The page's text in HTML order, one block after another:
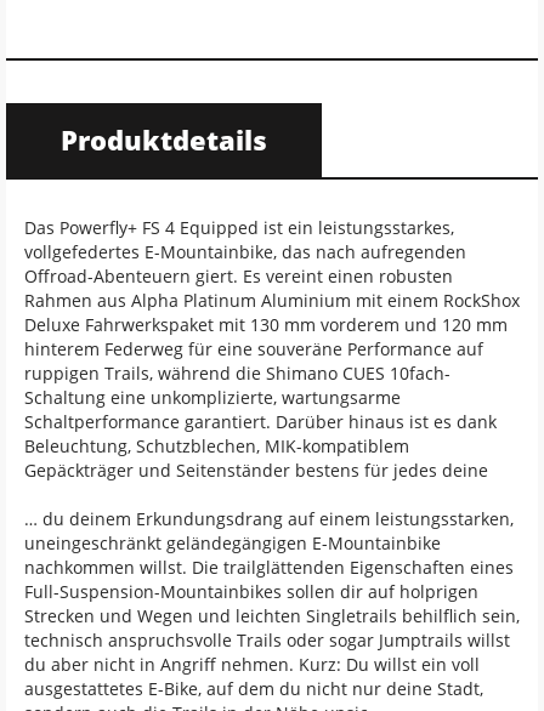
Produktdetails
Das Powerfly+ FS 4 Equipped ist ein leistungsstarkes,
vollgefedertes E-Mountainbike, das nach aufregenden
Offroad-Abenteuern giert. Es vereint einen robusten
Rahmen aus Alpha Platinum Aluminium mit einem RockShox
Deluxe Fahrwerkspaket mit 130 mm vorderem und 120 mm
hinterem Federweg für eine souveräne Performance auf
ruppigen Trails, während die Shimano CUES 10fach-
Schaltung eine unkomplizierte, wartungsarme
Schaltperformance garantiert. Darüber hinaus ist es dank
Beleuchtung, Schutzblechen, MIK-kompatiblem
Gepäckträger und Seitenständer bestens für jedes deine
… du deinem Erkundungsdrang auf einem leistungsstarken,
uneingeschränkt geländegängigen E-Mountainbike
nachkommen willst. Die trailglättenden Eigenschaften eines
Full-Suspension-Mountainbikes sollen dir auf holprigen
Strecken und Wegen und leichten Singletrails behilflich sein,
technisch anspruchsvolle Trails oder sogar Jumptrails willst
du aber nicht in Angriff nehmen. Kurz: Du willst ein voll
ausgestattetes E-Bike, auf dem du nicht nur deine Stadt,